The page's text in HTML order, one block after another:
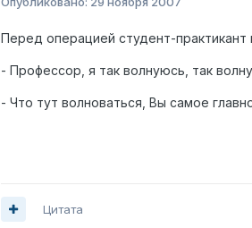
Перед операцией студент-
- Профессор, я так волнуюсь, так
- Что тут волноваться, Вы самое
Цитата